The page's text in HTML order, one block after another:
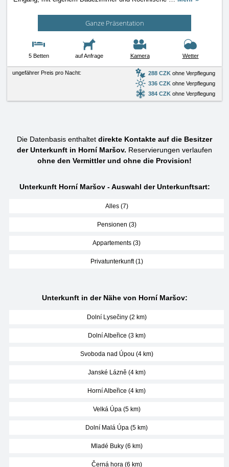
Ganze Präsentation
5 Betten auf Anfrage Kamera Wetter
ungefährer Preis pro Nacht: 288 CZK ohne Verpflegung
336 CZK ohne Verpflegung
384 CZK ohne Verpflegung
Die Datenbasis enthaltet direkte Kontakte auf die Besitzer
der Unterkunft in Horní Maršov. Reservierungen verlaufen
ohne den Vermittler und ohne die Provision!
Unterkunft Horní Maršov - Auswahl der Unterkunftsart:
Alles (7)
Pensionen (3)
Appartements (3)
Privatunterkunft (1)
Unterkunft in der Nähe von Horní Maršov:
Dolní Lysečiny (2 km)
Dolní Albeřice (3 km)
Svoboda nad Úpou (4 km)
Janské Lázně (4 km)
Horní Albeřice (4 km)
Velká Úpa (5 km)
Dolní Malá Úpa (5 km)
Mladé Buky (6 km)
Černá hora (6 km)